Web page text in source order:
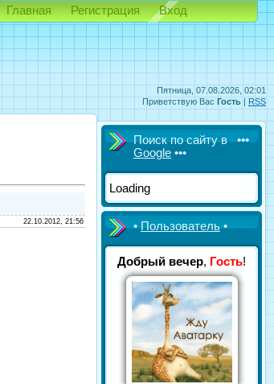
Пятница, 07.08.2026, 02:01
Приветствую Вас Гость | RSS
Главная Регистрация Вход
22.10.2012, 21:56
Поиск по сайту в •••
Google •••
Loading
•Пользователь•
Добрый вечер, Гость!